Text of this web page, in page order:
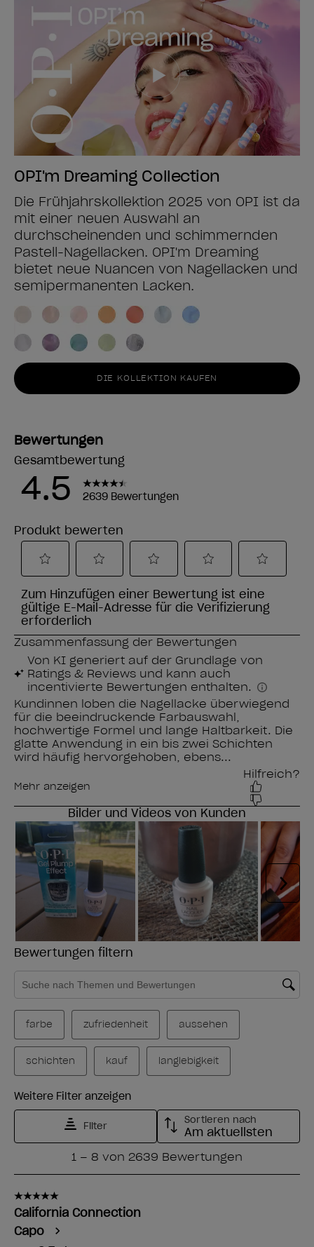
OPI'm Dreaming Collection
Die Frühjahrskollektion 2025 von OPI ist da
mit einer neuen Auswahl an
durchscheinenden und schimmernden
Pastell-Nagellacken. OPI'm Dreaming
bietet neue Nuancen von Nagellacken und
semipermanenten Lacken.
DIE KOLLEKTION KAUFEN